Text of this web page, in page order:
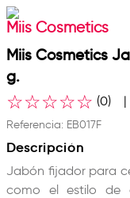
Miis Cosmetics
Miis Cosmetics
g.
☆☆☆☆☆ (0)
Referencia: EB017F
Descripción
Jabón fijador para
como el estilo de
5. keratina
6. pestañas